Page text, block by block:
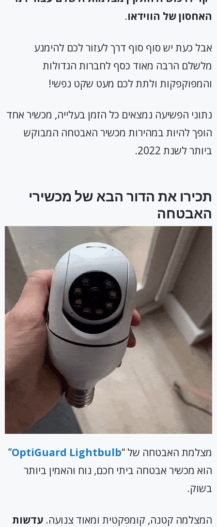
האחסון של הווידאו.
אבל כעת יש סוף סוף דרך לעזור לכם להימנע
מלשלם הרבה מאוד כסף לחברות הגדולות
והמפוקפקות ולתת לכם מעט שקט נפשי!
נתוני הפשיעה נמצאים כל הזמן בעלייה, מכשיר אחד
הופך להיות במהירות מכשיר האבטחה המבוקש
ביותר לשנת 2022.
תכירו את הדור הבא של מכשירי
האבטחה
מצלמת האבטחה של “OptiGuard Lightbulb
”
הוא מכשיר אבטחה ביתי חכם, נוח והאמין ביותר
בשוק.
המצלמה קטנה, קומפקטית ומאוד צנועה. עדשות